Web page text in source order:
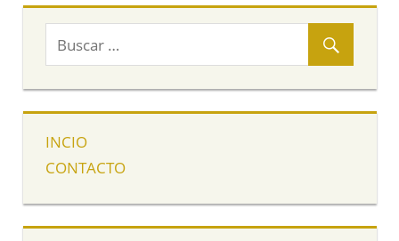
INCIO
CONTACTO